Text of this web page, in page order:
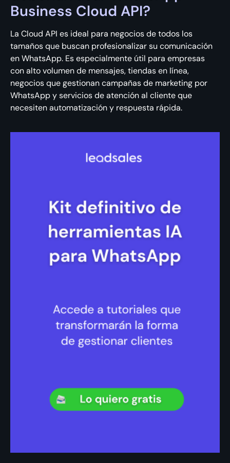
Business Cloud API?
La Cloud API es ideal para negocios de todos los
tamaños que buscan profesionalizar su comunicación
en WhatsApp. Es especialmente útil para empresas
con alto volumen de mensajes, tiendas en línea,
negocios que gestionan campañas de marketing por
WhatsApp y servicios de atención al cliente que
necesiten automatización y respuesta rápida.